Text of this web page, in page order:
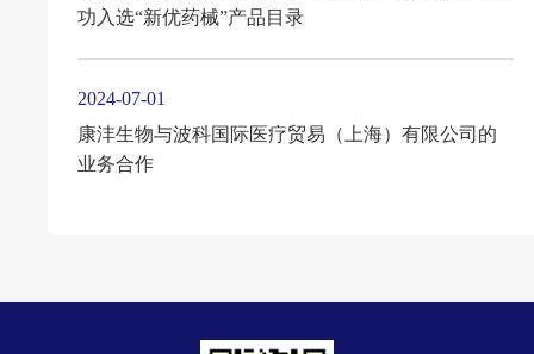
功入选“新优药械”产品目录
2024-07-01
康沣生物与波科国际医疗贸易（上海）有限公司的
业务合作